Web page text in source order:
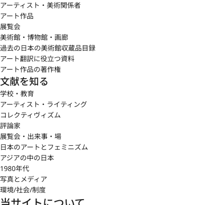
アーティスト・美術関係者
アート作品
展覧会
美術館・博物館・画廊
過去の日本の美術館収蔵品目録
アート翻訳に役立つ資料
アート作品の著作権
文献を知る
学校・教育
アーティスト・ライティング
コレクティヴィズム
評論家
展覧会・出来事・場
日本のアートとフェミニズム
アジアの中の日本
1980年代
写真とメディア
環境/社会/制度